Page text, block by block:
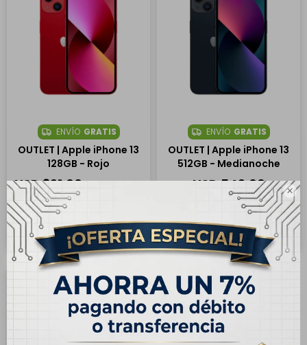

ENVÍO GRATIS
OUTLET | Apple iPhone 13
128GB - Rojo
USD391,00 USD 435,00
Hasta en 12 cuotas de
USD 32.59
ENVÍO GRATIS
OUTLET | Apple iPhone 13
512GB - Medianoche
USD549,00
610,00
Hasta en 12 cuotas de
USD 45.75
27